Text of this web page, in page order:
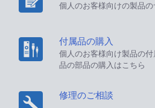
個人のお客様向けの製品
付属品の購入
個人のお客様向け製品の
品の部品の購入はこちら
修理のご相談